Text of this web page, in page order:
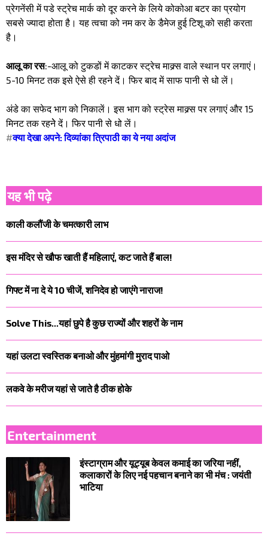
प्रेगनेंसी में पडे स्ट्रेच मार्क को दूर करने के लिये कोकोआ बटर का प्रयोग
सबसे ज्यादा होता है। यह त्वचा को नम कर के डैमेज हुई टिशू को सही करता
है।
आलू का रस:-आलू को टुकडों में काटकर स्ट्रेच माक्र्स वाले स्थान पर लगाएं।
5-10 मिनट तक इसे ऐसे ही रहने दें। फिर बाद में साफ पानी से धो लें।
अंडे का सफेद भाग को निकालें। इस भाग को स्ट्रेस माक्र्स पर लगाएं और 15
मिनट तक रहनेे दें। फिर पानी से धो लें।
#क्या देखा अपने: दिव्यांका त्रिपाठी का ये नया अदांज
यह भी पढ़े
काली कलौंजी के चमत्कारी लाभ
इस मंदिर से खौफ खाती हैं महिलाएं, कट जाते हैं बाल!
गिफ्ट में ना दे ये 10 चीजें, शनिदेव हो जाएंगे नाराज!
Solve This...यहां छुपे है कुछ राज्यों और शहरों के नाम
यहां उलटा स्वस्तिक बनाओ और मुंहमांगी मुराद पाओ
लकवे के मरीज यहां से जाते है ठीक होके
Entertainment
इंस्टाग्राम और यूट्यूब केवल कमाई का जरिया नहीं,
कलाकारों के लिए नई पहचान बनाने का भी मंच : जयंती
भाटिया